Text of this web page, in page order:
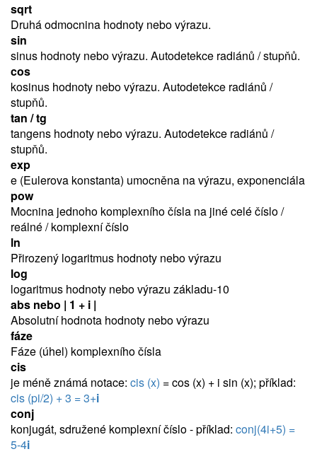
sqrt
Druhá odmocnina hodnoty nebo výrazu.
sin
sinus hodnoty nebo výrazu. Autodetekce radiánů / stupňů.
cos
kosinus hodnoty nebo výrazu. Autodetekce radiánů /
stupňů.
tan / tg
tangens hodnoty nebo výrazu. Autodetekce radiánů /
stupňů.
exp
e (Eulerova konstanta) umocněna na výrazu, exponenciála
pow
Mocnina jednoho komplexního čísla na jiné celé číslo /
reálné / komplexní číslo
ln
Přirozený logaritmus hodnoty nebo výrazu
log
logaritmus hodnoty nebo výrazu základu-10
abs nebo | 1 + i |
Absolutní hodnota hodnoty nebo výrazu
fáze
Fáze (úhel) komplexního čísla
cis
je méně známá notace: cis (x) = cos (x) + i sin (x); příklad:
cis (pi/2) + 3 = 3+i
conj
konjugát, sdružené komplexní číslo - příklad: conj(4i+5) =
5-4i